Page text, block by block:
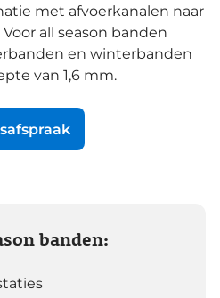
met afvoerkanalen naar
all season banden
en winterbanden
van 1,6 mm.
banden: